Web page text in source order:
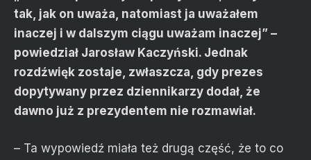
tak, jak on uważa, natomiast ja uważałem
inaczej i w dalszym ciągu uważam inaczej” –
powiedział Jarosław Kaczyński. Jednak
rozdźwięk zostaje, zwłaszcza, gdy prezes
dopytywany przez dziennikarzy dodał, że
dawno już z prezydentem nie rozmawiał.
– Ta wypowiedź miała też drugą część, że to co